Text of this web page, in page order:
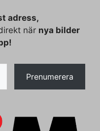
adress,
när nya bilder
Prenumerera